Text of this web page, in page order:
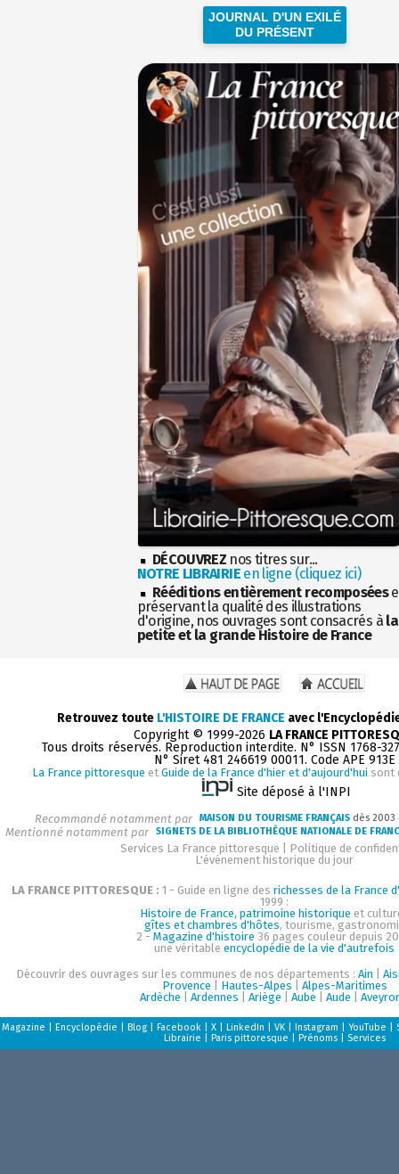
JOURNAL D'UN EXILÉ
DU PRÉSENT
DÉCOUVREZ nos titres sur...
NOTRE LIBRAIRIEen ligne (cliquez ici)
Rééditions entièrement recomposées
préservant la qualité des illustrations
d'origine, nos ouvrages sont consacrés à la
petite et la grande Histoire de France
Retrouvez toute L'HISTOIRE DE FRANCE avec
Copyright © 1999-2026 LA FRANCE
Tous droits réservés. Reproduction interdite. N° ISSN 1768-
N° Siret 481 246619 00011. Code APE 913E
La France pittoresque et Guide de la France d'hier et d'aujourd'hui sont
Site déposé à l'INPI
Recommandé notamment par MAISON DU TOURISME FRANÇAIS dès
Mentionné notamment par SIGNETS DE LA BIBLIOTHÈQUE NATIONALE DE
Services La France pittoresque
Politique de
L'événement historique du jour
LA FRANCE PITTORESQUE : 1 - Guide en ligne des richesses de la France
1999 :
Histoire de France, patrimoine historique et
gîtes et chambres d'hôtes, tourisme,
2 - Magazine d'histoire 36 pages couleur depuis
une véritable encyclopédie de la vie d'autrefois
Découvrir des ouvrages sur les communes de nos départements : Ain
Provence
Hautes-Alpes
Alpes-Maritimes
Ardèche
Ardennes Ariège Aube Aude
Magazine Encyclopédie Blog| Facebook| X| LinkedIn VK| Instagram YouTube
Librairie
Paris pittoresque Prénoms| Services